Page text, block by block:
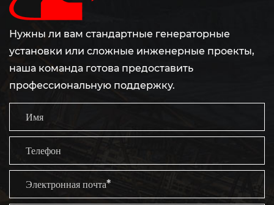
Нужны ли вам стандартные генераторные
установки или сложные инженерные проекты,
наша команда готова предоставить
профессиональную поддержку.